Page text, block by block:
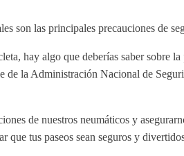
son las principales precauciones de
hay algo que deberías saber sobre
la Administración Nacional de
de nuestros neumáticos y
tus paseos sean seguros y